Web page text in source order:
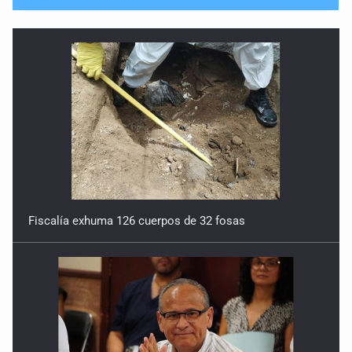
Fiscalía exhuma 126 cuerpos de 32 fosas